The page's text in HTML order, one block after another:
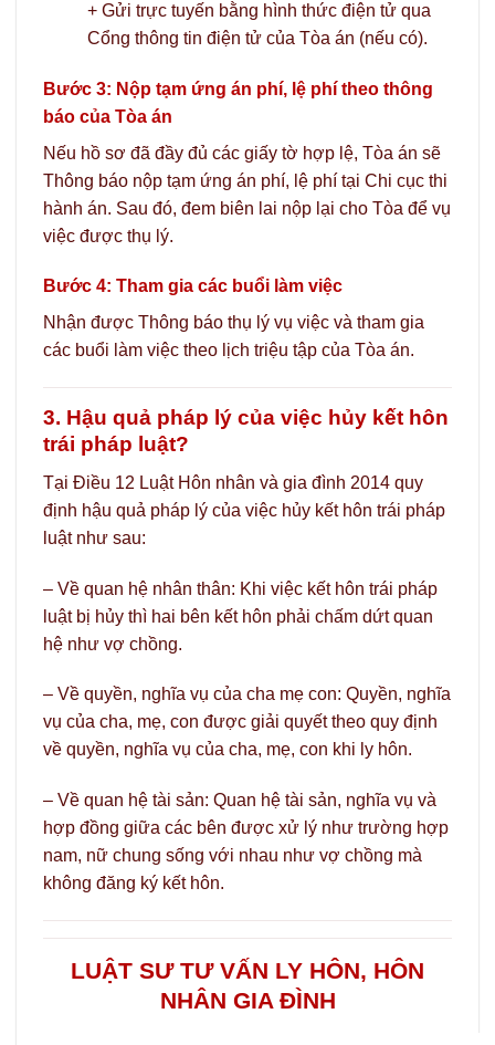
+ Gửi trực tuyến bằng hình thức điện tử qua
Cổng thông tin điện tử của Tòa án (nếu có).
Bước 3: Nộp tạm ứng án phí, lệ phí theo thông
báo của Tòa án
Nếu hồ sơ đã đầy đủ các giấy tờ hợp lệ, Tòa án sẽ
Thông báo nộp tạm ứng án phí, lệ phí tại Chi cục thi
hành án. Sau đó, đem biên lai nộp lại cho Tòa để vụ
việc được thụ lý.
Bước 4: Tham gia các buổi làm việc
Nhận được Thông báo thụ lý vụ việc và tham gia
các buổi làm việc theo lịch triệu tập của Tòa án.
3. Hậu quả pháp lý của việc hủy kết hôn
trái pháp luật?
Tại Điều 12 Luật Hôn nhân và gia đình 2014 quy
định hậu quả pháp lý của việc hủy kết hôn trái pháp
luật như sau:
– Về quan hệ nhân thân: Khi việc kết hôn trái pháp
luật bị hủy thì hai bên kết hôn phải chấm dứt quan
hệ như vợ chồng.
– Về quyền, nghĩa vụ của cha mẹ con: Quyền, nghĩa
vụ của cha, mẹ, con được giải quyết theo quy định
về quyền, nghĩa vụ của cha, mẹ, con khi ly hôn.
– Về quan hệ tài sản: Quan hệ tài sản, nghĩa vụ và
hợp đồng giữa các bên được xử lý như trường hợp
nam, nữ chung sống với nhau như vợ chồng mà
không đăng ký kết hôn.
LUẬT SƯ TƯ VẤN LY HÔN, HÔN
NHÂN GIA ĐÌNH